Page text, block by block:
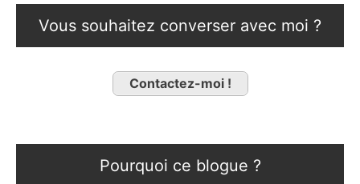
Vous souhaitez converser avec moi ?
Contactez-moi !
Pourquoi ce blogue ?